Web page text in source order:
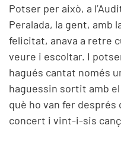
Potser per això, a
Peralada, la gent, amb
felicitat, anava a retre
veure i escoltar. I
hagués cantat només
haguessin sortit amb
què ho van fer
concert i vint-i-sis